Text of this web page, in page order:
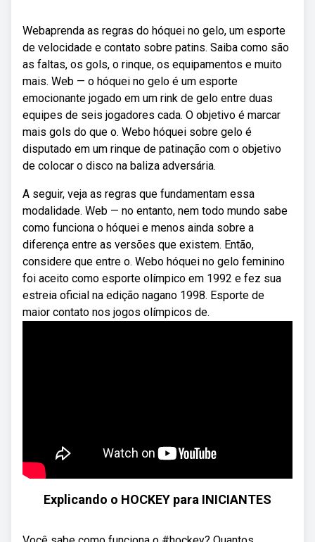
Webaprenda as regras do hóquei no gelo, um esporte
de velocidade e contato sobre patins. Saiba como são
as faltas, os gols, o rinque, os equipamentos e muito
mais. Web — o hóquei no gelo é um esporte
emocionante jogado em um rink de gelo entre duas
equipes de seis jogadores cada. O objetivo é marcar
mais gols do que o. Webo hóquei sobre gelo é
disputado em um rinque de patinação com o objetivo
de colocar o disco na baliza adversária.
A seguir, veja as regras que fundamentam essa
modalidade. Web — no entanto, nem todo mundo sabe
como funciona o hóquei e menos ainda sobre a
diferença entre as versões que existem. Então,
considere que entre o. Webo hóquei no gelo feminino
foi aceito como esporte olímpico em 1992 e fez sua
estreia oficial na edição nagano 1998. Esporte de
maior contato nos jogos olímpicos de.
Explicando o HOCKEY para INICIANTES